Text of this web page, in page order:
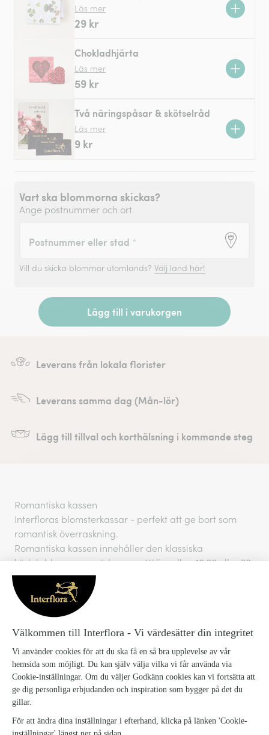
Läs mer
29 kr
Chokladhjärta
Läs mer
59 kr
Två näringspåsar & skötselråd
Läs mer
9 kr
Vart ska blommorna skickas?
Ange postnummer och ort
Postnummer eller stad *
Vill du skicka blommor utomlands? Välj land här!
Lägg till i varukorgen
Leverans från lokala florister
Leverans samma dag (Mån-lör)
Lägg till tillval och korthälsning i kommande steg
Romantiska kassen
Interfloras blomsterkassar - perfekt att ge bort som
romantisk överraskning.
Romantiska kassen innehåller den klassiska
kärleksblomman - röda rosor. Välj mellan 10,20 eller 30
stycken i en bukett till den du vill uppvakta. I denna
kasse ingår även en fin plåtask med 150 gram
geléhjärtan.
Observera att buketten i Romantiska kassen kan
behövas slås in i blomsterpapper för extra skydd
under transporten.
SKU: